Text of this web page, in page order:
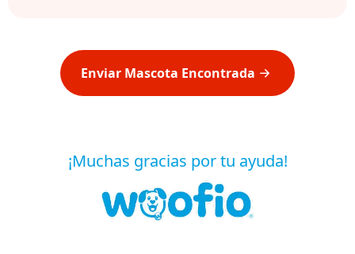
Enviar Mascota Encontrada
¡Muchas gracias por tu ayuda!